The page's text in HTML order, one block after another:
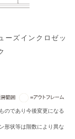
ズインクロゼッ
のであり今後変更になる
形状等は階数により異な